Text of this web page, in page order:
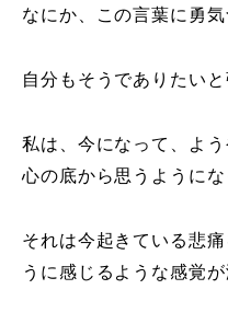
なにか、この言葉に勇
自分もそうでありたいと
私は、今になって、よ
心の底から思うようにな
それは今起きている悲
うに感じるような感覚